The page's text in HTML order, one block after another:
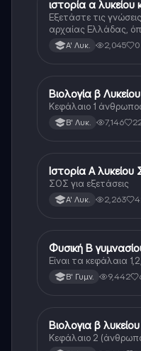
Ιστορία
ιστορία α
Εξετάστε τις
αρχαίας Ελλάδας,
Λυκείου.Α' Λυκ. 2,045 0
Βιολογία
Βιολογία β Λυκείου
Κεφάλαιο 1
Β' Λυκ. 7,146
Ιστορία
Ιστορία Α
ΣΟΣ για εξετάσεις
Α' Λυκ. 2,263
Φυσική
Φυσική Β
Είναι τα κεφάλαια
Β' Γυμν. 9,442
Βιολογία
Βιολογια β
Κεφάλαιο 2